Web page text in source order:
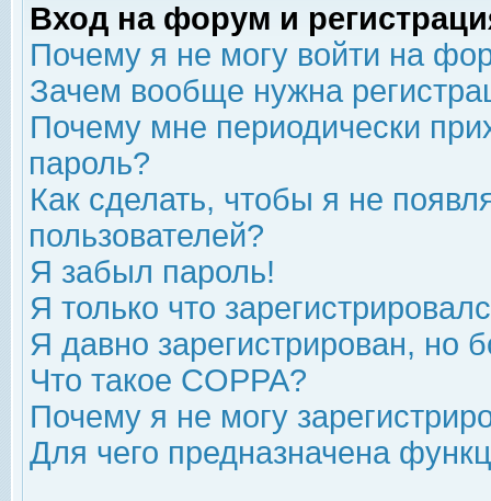
Вход на форум и
Почему я не могу войти на
Зачем вообще нужна
Почему мне периодически
пароль?
Как сделать, чтобы я не
пользователей?
Я забыл пароль!
Я только что
Я давно зарегистрирован, но
Что такое COPPA?
Почему я не могу
Для чего предназначена